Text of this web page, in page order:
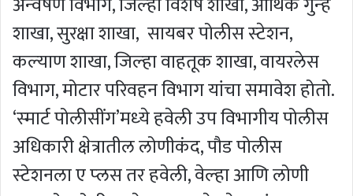
शाखा, सुरक्षा शाखा, सायबर पोलीस स्‍टेशन,
कल्‍याण शाखा, जिल्‍हा वाहतूक शाखा, वायरलेस
विभाग, मोटार परिवहन विभाग यांचा समावेश होतो.
‘स्‍मार्ट पोलीसींग’मध्‍ये हवेली उप विभागीय पोलीस
अधिकारी क्षेत्रातील लोणीकंद, पौड पोलीस
स्‍टेशनला ए प्‍लस तर हवेली, वेल्‍हा आणि लोणी